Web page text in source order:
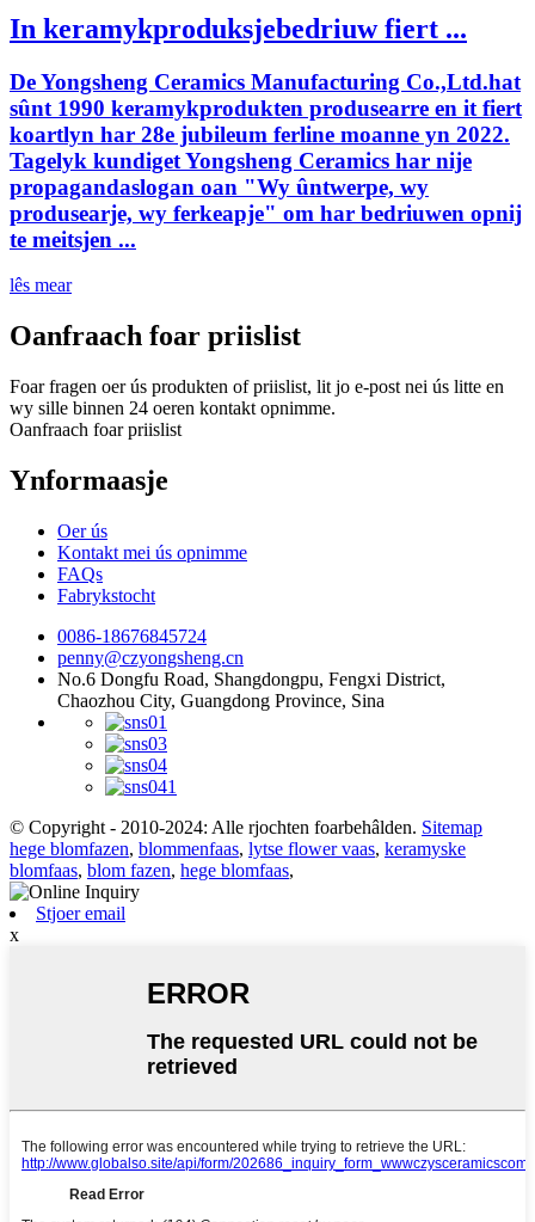
In keramykproduksjebedriuw fiert ...
De Yongsheng Ceramics Manufacturing Co.,Ltd.hat
sûnt 1990 keramykprodukten produsearre en it fiert
koartlyn har 28e jubileum ferline moanne yn 2022.
Tagelyk kundiget Yongsheng Ceramics har nije
propagandaslogan oan "Wy ûntwerpe, wy
produsearje, wy ferkeapje" om har bedriuwen opnij
te meitsjen ...
lês mear
Oanfraach foar priislist
Foar fragen oer ús produkten of priislist, lit jo e-post nei ús litte en
wy sille binnen 24 oeren kontakt opnimme.
Oanfraach foar priislist
Ynformaasje
Oer ús
Kontakt mei ús opnimme
FAQs
Fabrykstocht
0086-18676845724
penny@czyongsheng.cn
No.6 Dongfu Road, Shangdongpu, Fengxi District,
Chaozhou City, Guangdong Province, Sina
© Copyright - 2010-2024: Alle rjochten foarbehâlden. Sitemap
hege blomfazen, blommenfaas, lytse flower vaas, keramyske
blomfaas, blom fazen, hege blomfaas,
Stjoer email
x